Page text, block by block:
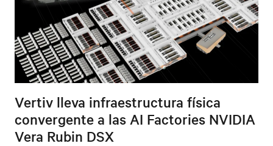
Vertiv lleva infraestructura física
convergente a las AI Factories NVIDIA
Vera Rubin DSX